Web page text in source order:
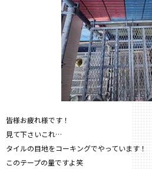
皆様お疲れ様です！
見て下さいこれ…
タイルの目地をコーキングでやっています！
このテープの量ですよ笑